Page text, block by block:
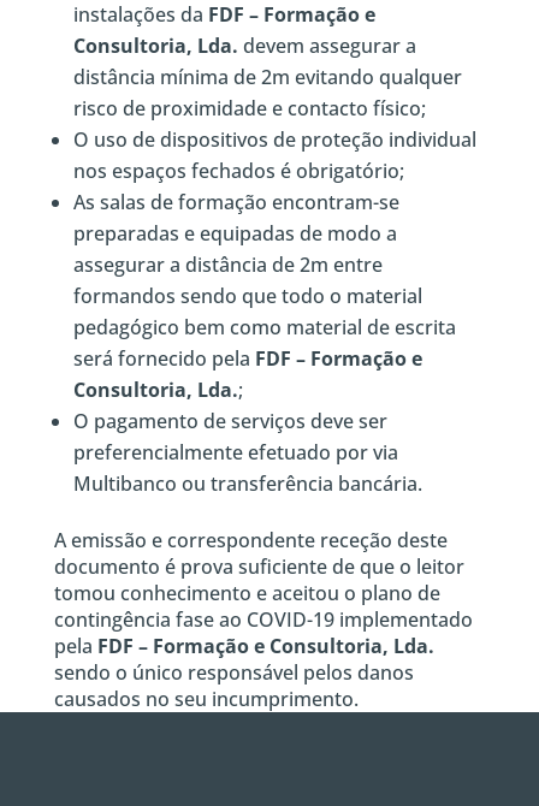
instalações da FDF – Formação e
Consultoria, Lda. devem assegurar a
distância mínima de 2m evitando qualquer
risco de proximidade e contacto físico;
O uso de dispositivos de proteção individual
nos espaços fechados é obrigatório;
As salas de formação encontram-se
preparadas e equipadas de modo a
assegurar a distância de 2m entre
formandos sendo que todo o material
pedagógico bem como material de escrita
será fornecido pela FDF – Formação e
Consultoria, Lda.;
O pagamento de serviços deve ser
preferencialmente efetuado por via
Multibanco ou transferência bancária.
A emissão e correspondente receção deste
documento é prova suficiente de que o leitor
tomou conhecimento e aceitou o plano de
contingência fase ao COVID-19 implementado
pela FDF – Formação e Consultoria, Lda.
sendo o único responsável pelos danos
causados no seu incumprimento.